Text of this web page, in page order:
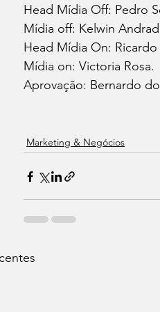
Head Mídia Off: Pedro
Mídia off: Kelwin
Head Mídia On:
Mídia on: Victoria Rosa.
Aprovação: Bernardo
Marketing & Negócios